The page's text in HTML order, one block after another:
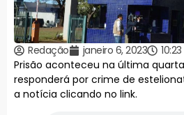
Redação janeiro 6, 2023
Prisão aconteceu na última
responderá por crime de
a notícia clicando no link.